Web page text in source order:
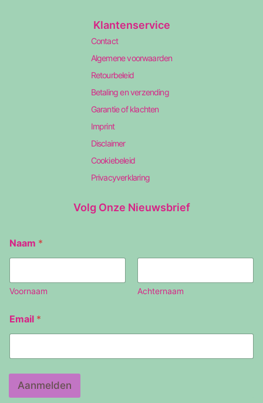
Klantenservice
Contact
Algemene voorwaarden
Retourbeleid
Betaling en verzending
Garantie of klachten
Imprint
Disclaimer
Cookiebeleid
Privacyverklaring
Volg Onze Nieuwsbrief
a
a
E
m
i
l
Naam *
Voornaam Achternaam
Email *
Aanmelden